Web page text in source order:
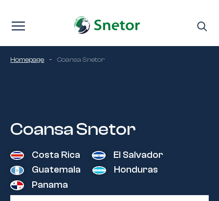
Homepage - Coansa Snetor
Coansa Snetor
Costa Rica
El Salvador
Guatemala
Honduras
Panama